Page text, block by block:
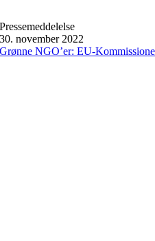
Pressemeddelelse
30. november 2022
Grønne NGO’er: EU-